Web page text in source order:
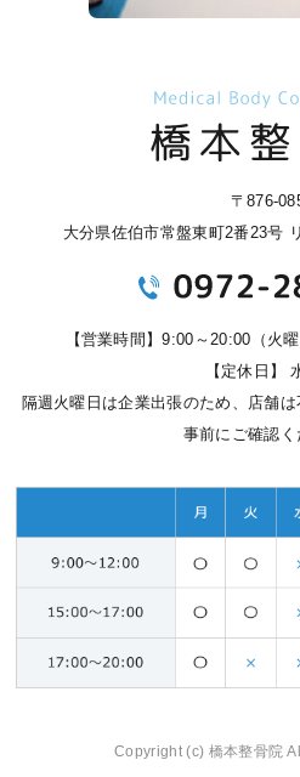
〒876-
大分県佐伯市常盤東町2番23号
【営業時間】9:00～20:00（火
【定休日】
隔週火曜日は企業出張のため、店舗
事前にご確認く
Copyright (c) 橋本整骨院